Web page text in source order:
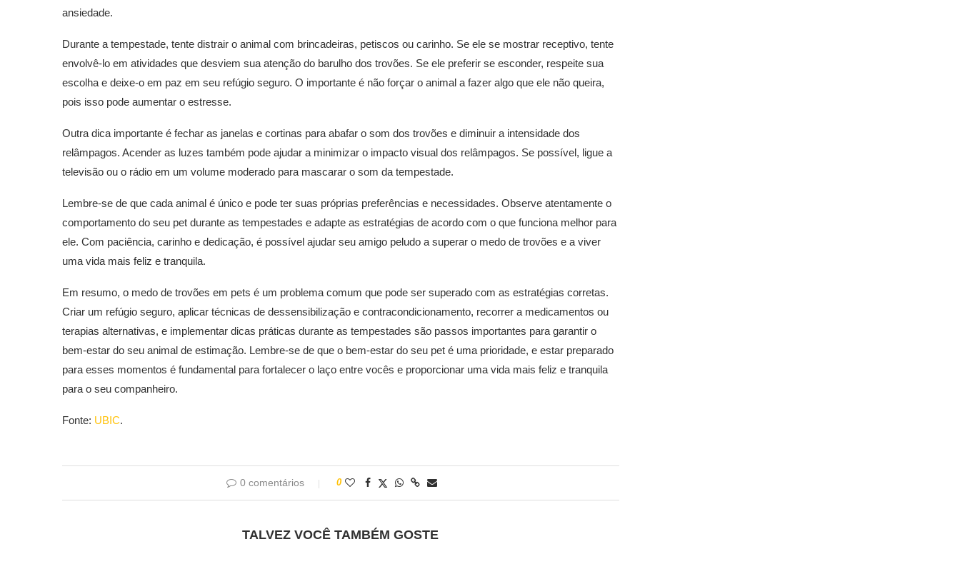
ansiedade.
Durante a tempestade, tente distrair o animal com brincadeiras, petiscos ou carinho. Se ele se mostrar receptivo, tente
envolvê-lo em atividades que desviem sua atenção do barulho dos trovões. Se ele preferir se esconder, respeite sua
escolha e deixe-o em paz em seu refúgio seguro. O importante é não forçar o animal a fazer algo que ele não queira,
pois isso pode aumentar o estresse.
Outra dica importante é fechar as janelas e cortinas para abafar o som dos trovões e diminuir a intensidade dos
relâmpagos. Acender as luzes também pode ajudar a minimizar o impacto visual dos relâmpagos. Se possível, ligue a
televisão ou o rádio em um volume moderado para mascarar o som da tempestade.
Lembre-se de que cada animal é único e pode ter suas próprias preferências e necessidades. Observe atentamente o
comportamento do seu pet durante as tempestades e adapte as estratégias de acordo com o que funciona melhor para
ele. Com paciência, carinho e dedicação, é possível ajudar seu amigo peludo a superar o medo de trovões e a viver
uma vida mais feliz e tranquila.
Em resumo, o medo de trovões em pets é um problema comum que pode ser superado com as estratégias corretas.
Criar um refúgio seguro, aplicar técnicas de dessensibilização e contracondicionamento, recorrer a medicamentos ou
terapias alternativas, e implementar dicas práticas durante as tempestades são passos importantes para garantir o
bem-estar do seu animal de estimação. Lembre-se de que o bem-estar do seu pet é uma prioridade, e estar preparado
para esses momentos é fundamental para fortalecer o laço entre vocês e proporcionar uma vida mais feliz e tranquila
para o seu companheiro.
Fonte: UBIC.
0 comentários 0
TALVEZ VOCÊ TAMBÉM GOSTE